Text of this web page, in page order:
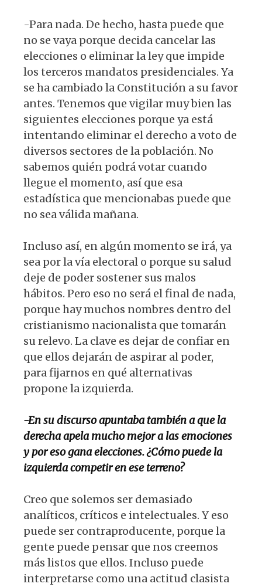
-Para nada. De hecho, hasta puede que
no se vaya porque decida cancelar las
elecciones o eliminar la ley que impide
los terceros mandatos presidenciales. Ya
se ha cambiado la Constitución a su favor
antes. Tenemos que vigilar muy bien las
siguientes elecciones porque ya está
intentando eliminar el derecho a voto de
diversos sectores de la población. No
sabemos quién podrá votar cuando
llegue el momento, así que esa
estadística que mencionabas puede que
no sea válida mañana.
Incluso así, en algún momento se irá, ya
sea por la vía electoral o porque su salud
deje de poder sostener sus malos
hábitos. Pero eso no será el final de nada,
porque hay muchos nombres dentro del
cristianismo nacionalista que tomarán
su relevo. La clave es dejar de confiar en
que ellos dejarán de aspirar al poder,
para fijarnos en qué alternativas
propone la izquierda.
-En su discurso apuntaba también a que la
derecha apela mucho mejor a las emociones
y por eso gana elecciones. ¿Cómo puede la
izquierda competir en ese terreno?
Creo que solemos ser demasiado
analíticos, críticos e intelectuales. Y eso
puede ser contraproducente, porque la
gente puede pensar que nos creemos
más listos que ellos. Incluso puede
interpretarse como una actitud clasista